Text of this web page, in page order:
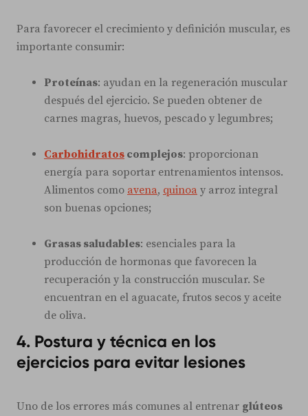
Para favorecer el crecimiento y definición muscular, es
importante consumir:
Proteínas: ayudan en la regeneración muscular
después del ejercicio. Se pueden obtener de
carnes magras, huevos, pescado y legumbres;
Carbohidratos complejos: proporcionan
energía para soportar entrenamientos intensos.
Alimentos como avena, quinoa y arroz integral
son buenas opciones;
Grasas saludables: esenciales para la
producción de hormonas que favorecen la
recuperación y la construcción muscular. Se
encuentran en el aguacate, frutos secos y aceite
de oliva.
4. Postura y técnica en los
ejercicios para evitar lesiones
Uno de los errores más comunes al entrenar glúteos